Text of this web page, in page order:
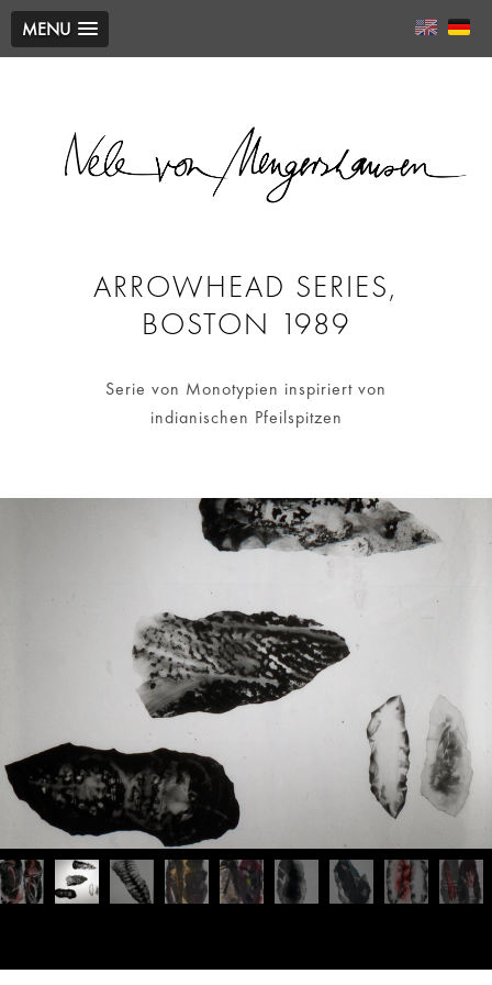
MENU
ARROWHEAD SERIES,
BOSTON 1989
Serie von Monotypien inspiriert von
indianischen Pfeilspitzen